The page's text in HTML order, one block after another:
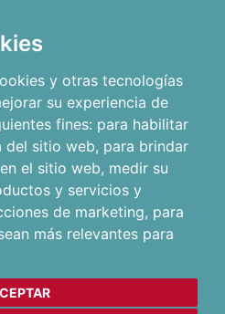
y otras tecnologías
su experiencia de
fines: para habilitar
del sitio web, para brindar
el sitio web, medir su
y servicios y
de marketing, para
más relevantes para